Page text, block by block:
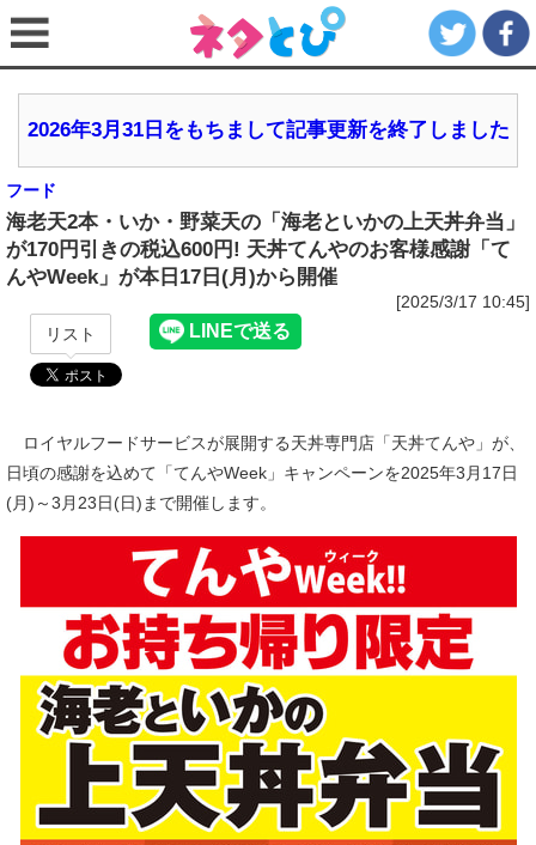
2026年3月31日をもちまして記事更新を終了しました
フード
海老天2本・いか・野菜天の「海老といかの上天丼弁当」
が170円引きの税込600円! 天丼てんやのお客様感謝「て
んやWeek」が本日17日(月)から開催
[2025/3/17 10:45]
リスト
ロイヤルフードサービスが展開する天丼専門店「天丼てんや」が、
日頃の感謝を込めて「てんやWeek」キャンペーンを2025年3月17日
(月)～3月23日(日)まで開催します。